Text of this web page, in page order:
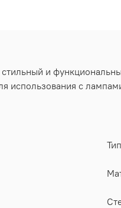
стильный и
использования с